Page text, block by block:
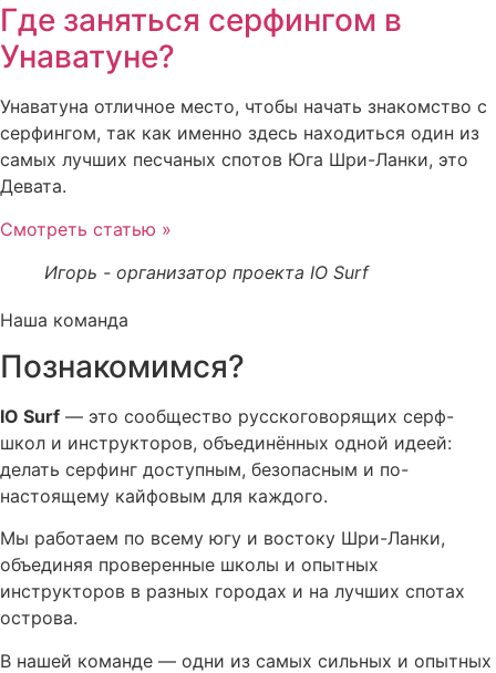
Где заняться серфингом в
Унаватуне?
Унаватуна отличное место, чтобы начать знакомство с
серфингом, так как именно здесь находиться один из
самых лучших песчаных спотов Юга Шри-Ланки, это
Девата.
Смотреть статью »
Игорь - организатор проекта IO Surf
Наша команда
Познакомимся?
IO Surf — это сообщество русскоговорящих серф-
школ и инструкторов, объединённых одной идеей:
делать серфинг доступным, безопасным и по-
настоящему кайфовым для каждого.
Мы работаем по всему югу и востоку Шри-Ланки,
объединяя проверенные школы и опытных
инструкторов в разных городах и на лучших спотах
острова.
В нашей команде — одни из самых сильных и опытных